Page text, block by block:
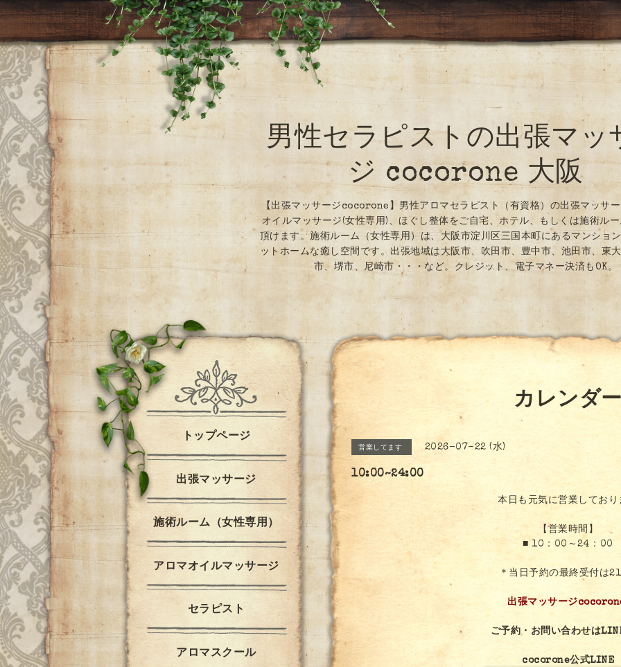
男性セラピストの出張マッ
ジ cocorone 大阪
【出張マッサージcocorone】男性アロマセラピスト（有資格）の出張マッサ
オイルマッサージ(女性専用)、ほぐし整体をご自宅、ホテル、もしくは施術ル
頂けます。施術ルーム（女性専用）は、大阪市淀川区三国本町にあるマンショ
ットホームな癒し空間です。出張地域は大阪市、吹田市、豊中市、池田市、東
市、堺市、尼崎市・・・など。クレジット、電子マネー決済もOK。
カレンダ
営業してます 2026-07-22 (水)
10:00~24:00
本日も元気に営業しており
【営業時間】
■ 10：00～24：00
＊当日予約の最終受付は
出張マッサージ
ご予約・お問い合わせは
cocorone公式LINE
トップページ
出張マッサージ
施術ルーム（女性専用）
アロマオイルマッサージ
セラピスト
アロマスクール